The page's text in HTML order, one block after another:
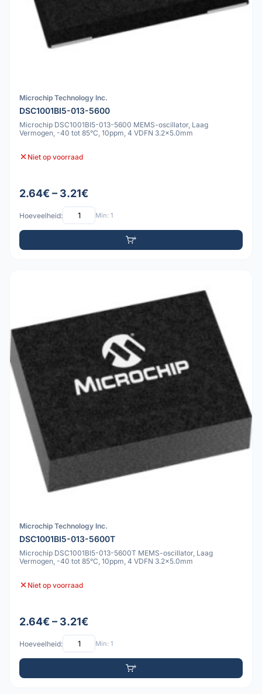
Microchip Technology Inc.
DSC1001BI5-013-5600
Microchip DSC1001BI5-013-5600 MEMS-oscillator, Laag
Vermogen, -40 tot 85°C, 10ppm, 4 VDFN 3.2x5.0mm
Niet op voorraad
2.64€ – 3.21€
Hoeveelheid: Min: 1
Microchip Technology Inc.
DSC1001BI5-013-5600T
Microchip DSC1001BI5-013-5600T MEMS-oscillator, Laag
Vermogen, -40 tot 85°C, 10ppm, 4 VDFN 3.2x5.0mm
Niet op voorraad
2.64€ – 3.21€
Hoeveelheid: Min: 1